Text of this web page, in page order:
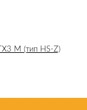
М (тип HS-Z)